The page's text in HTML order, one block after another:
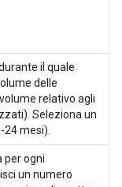
il quale
delle
relativo agli
Seleziona un
mesi).
per ogni
un numero